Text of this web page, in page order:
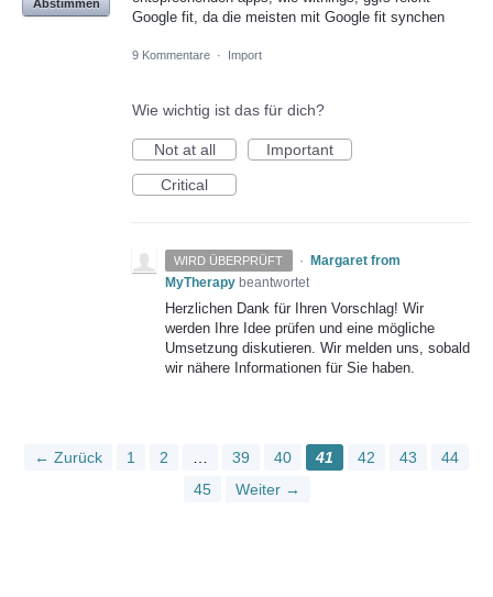
Google fit, da die meisten mit Google fit synchen
Abstimmen
9 Kommentare · Import
Wie wichtig ist das für dich?
Not at all
Important
Critical
WIRD ÜBERPRÜFT ·
Margaret from
MyTherapy beantwortet
Herzlichen Dank für Ihren Vorschlag! Wir
werden Ihre Idee prüfen und eine mögliche
Umsetzung diskutieren. Wir melden uns, sobald
wir nähere Informationen für Sie haben.
← Zurück 1 2 … 39 40 41 42 43
44
45
Weiter →